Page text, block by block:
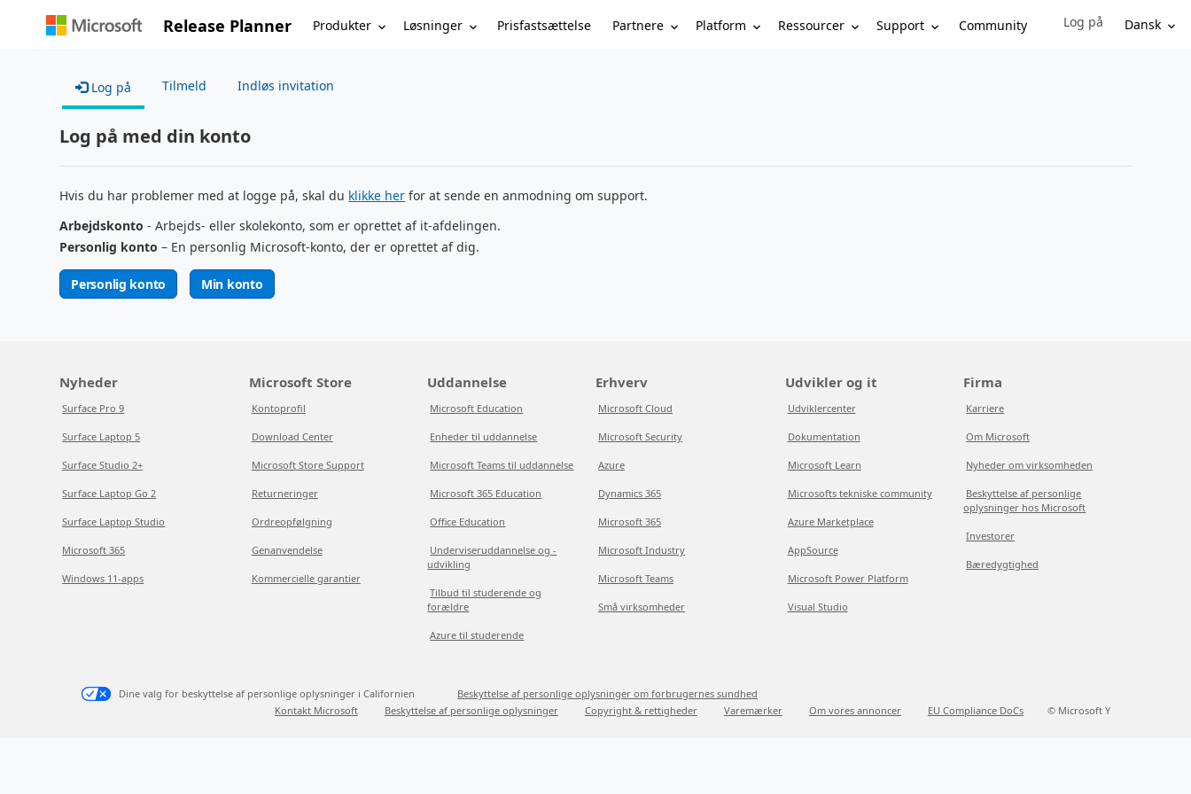
Release Planner Produkter Løsninger Prisfastsættelse Partnere Platform Ressourcer Support Community Sign in to your account
Log på Dansk
Log på Tilmeld Indløs invitation
Log på med din konto
Hvis du har problemer med at logge på, skal du klikke her for at sende en anmodning om support.
Arbejdskonto - Arbejds- eller skolekonto, som er oprettet af it-afdelingen.
Personlig konto – En personlig Microsoft-konto, der er oprettet af dig.
Personlig konto Min konto
Nyheder
Surface Pro 9
Surface Laptop 5
Surface Studio 2+
Surface Laptop Go 2
Surface Laptop Studio
Microsoft 365
Windows 11-apps
Microsoft Store
Kontoprofil
Download Center
Microsoft Store Support
Returneringer
Ordreopfølgning
Genanvendelse
Kommercielle garantier
Uddannelse
Microsoft Education
Enheder til uddannelse
Microsoft Teams til uddannelse
Microsoft 365 Education
Office Education
Underviseruddannelse og -
udvikling
Tilbud til studerende og
forældre
Azure til studerende
Erhverv
Microsoft Cloud
Microsoft Security
Azure
Dynamics 365
Microsoft 365
Microsoft Industry
Microsoft Teams
Små virksomheder
Udvikler og it
Udviklercenter
Dokumentation
Microsoft Learn
Microsofts tekniske community
Azure Marketplace
AppSource
Microsoft Power Platform
Visual Studio
Firma
Karriere
Om Microsoft
Nyheder om virksomheden
Beskyttelse af personlige
oplysninger hos Microsoft
Investorer
Bæredygtighed
Dine valg for beskyttelse af personlige oplysninger i Californien
Beskyttelse af personlige oplysninger om forbrugernes sundhed
Kontakt Microsoft
Beskyttelse af personlige oplysninger Copyright & rettigheder Varemærker Om vores annoncer EU Compliance DoCs © Microsoft Y